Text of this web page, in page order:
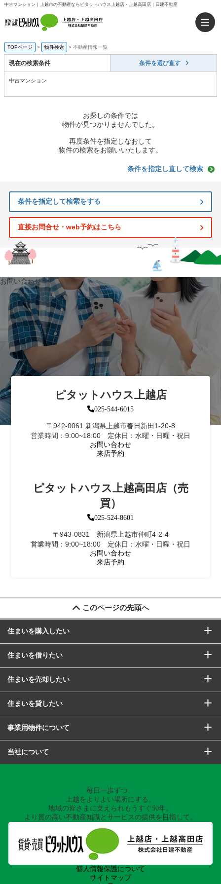
中古マンション｜上越市の不動産ならピタットハウス上越店・上越高田店｜日建不動産
TOPページ > 物件検索 > 不動産情報一覧
現在の検索条件 条件を選び直す
中古マンション
お探しの条件では
物件が見つかりませんでした。
再度条件を指定しなおして
物件の検索をお願いいたします。
条件を指定し直して検索
条件を指定して検索をする
直接お問合せ・web予約はこちら
お問い合わせ
ピタットハウス上越店
025-544-6015
〒942-0061 新潟県上越市春日新田1-20-8
営業時間：9:00~18:00 定休日：水曜・日曜・祝日
お問い合わせ
来店予約
ピタットハウス上越高田店（売
買）
025-524-8601
〒943-0831 新潟県上越市仲町4-2-4
営業時間：9:00~18:00 定休日：水曜・日曜・祝日
お問い合わせ
来店予約
このページの先頭へ
住まいを購入したい
住まいを借りたい
住まいを売却したい
住まいを貸したい
事業用物件について
当社について
毎日一歩ずつ、
上越をよりよい場所にする。
地域の皆さまに支えられもうすぐ50年。
より質の高い不動産知識とサービスの提供を目指して。
個人情報保護について
サイトマップ